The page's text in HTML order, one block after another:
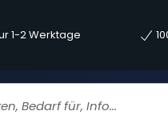
1-2 Werktage